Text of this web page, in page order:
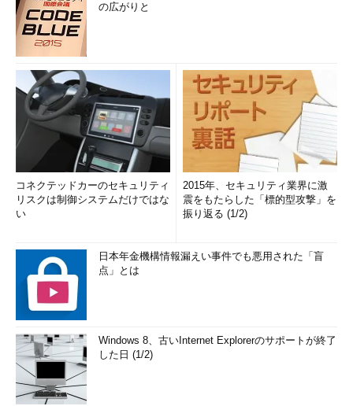
の広がりと
コネクテッドカーのセキュリティ
リスクは制御システムだけではな
い
2015年、セキュリティ業界に激
震をもたらした「標的型攻撃」を
振り返る (1/2)
日本年金機構情報漏えい事件でも悪用された「盲
点」とは
Windows 8、古いInternet Explorerのサポートが終了
した日 (1/2)